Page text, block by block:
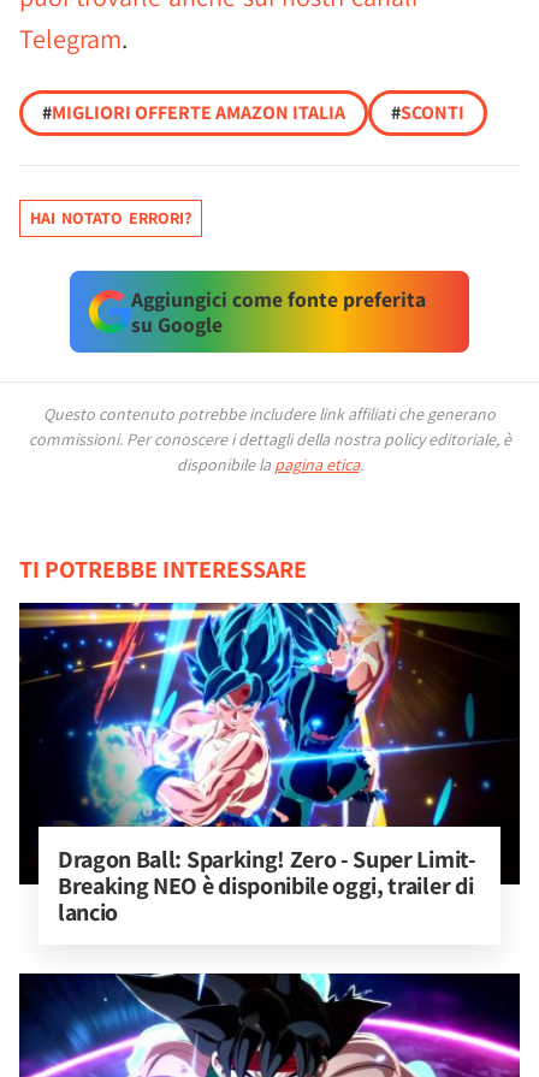
Telegram.
#MIGLIORI OFFERTE AMAZON ITALIA #SCONTI
HAI NOTATO ERRORI?
Aggiungici come fonte preferita
su Google
Questo contenuto potrebbe includere link affiliati che generano
commissioni. Per conoscere i dettagli della nostra policy editoriale, è
disponibile la pagina etica.
TI POTREBBE INTERESSARE
Dragon Ball: Sparking! Zero - Super Limit-
Breaking NEO è disponibile oggi, trailer di
lancio